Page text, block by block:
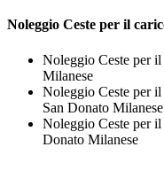
Noleggio Ceste per il
Noleggio Ceste per
Milanese
Noleggio Ceste per
San Donato Milanese
Noleggio Ceste per
Donato Milanese